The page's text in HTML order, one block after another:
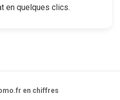
en quelques clics.
en chiffres